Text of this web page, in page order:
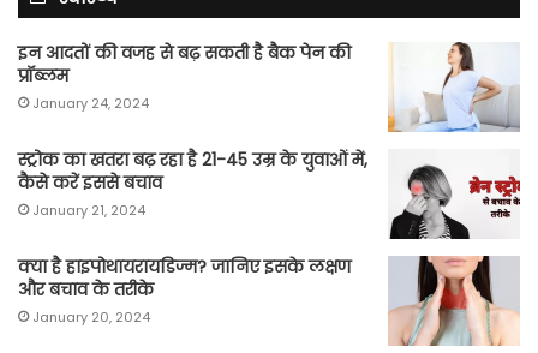
इन आदतों की वजह से बढ़ सकती है बैक पेन की
प्रॉब्लम
January 24, 2024
स्ट्रोक का खतरा बढ़ रहा है 21-45 उम्र के युवाओं में,
कैसे करें इससे बचाव
January 21, 2024
क्या है हाइपोथायरायडिज्म? जानिए इसके लक्षण
और बचाव के तरीके
January 20, 2024